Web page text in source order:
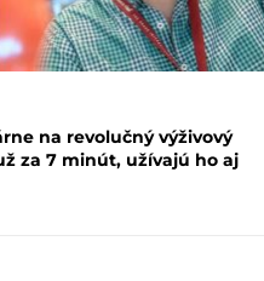
na revolučný výživový
za 7 minút, užívajú ho aj